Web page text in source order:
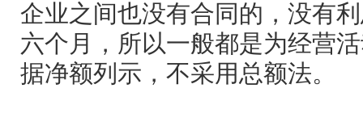
企业之间也没有合同的，没有
六个月，所以一般都是为经营
据净额列示，不采用总额法。